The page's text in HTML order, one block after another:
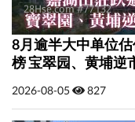
8月逾半大中单位
榜 宝翠园、黄埔逆
2026-08-05 827